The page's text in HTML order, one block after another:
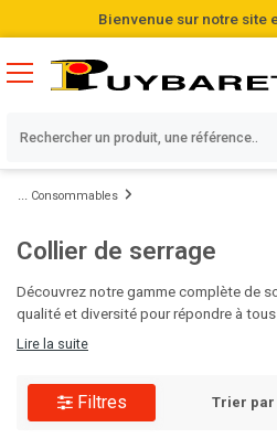
Bienvenue sur notre site
Consommables
Collier de serrage
Découvrez notre gamme complète de
qualité et diversité pour répondre à
nous sommes fiers de vous proposer
choix de l'excellence !
Lire la suite
Filtres Trier par